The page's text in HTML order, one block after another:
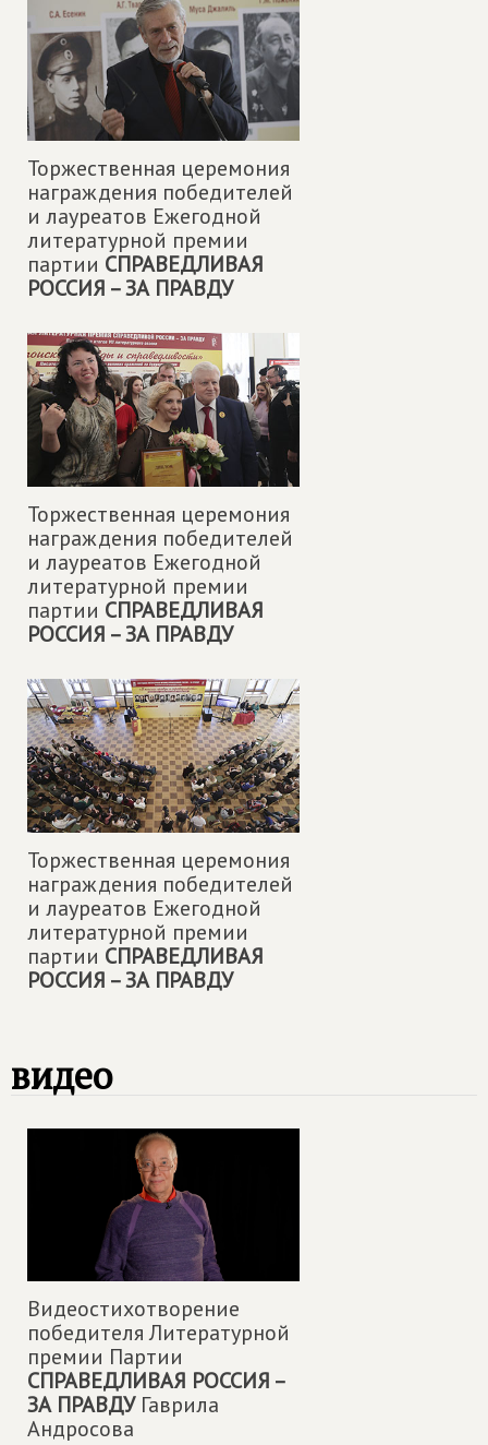
Торжественная церемония
награждения победителей
и лауреатов Ежегодной
литературной премии
партии СПРАВЕДЛИВАЯ
РОССИЯ – ЗА ПРАВДУ
Торжественная церемония
награждения победителей
и лауреатов Ежегодной
литературной премии
партии СПРАВЕДЛИВАЯ
РОССИЯ – ЗА ПРАВДУ
Торжественная церемония
награждения победителей
и лауреатов Ежегодной
литературной премии
партии СПРАВЕДЛИВАЯ
РОССИЯ – ЗА ПРАВДУ
видео
Видеостихотворение
победителя Литературной
премии Партии
СПРАВЕДЛИВАЯ РОССИЯ –
ЗА ПРАВДУГаврила
Андросова